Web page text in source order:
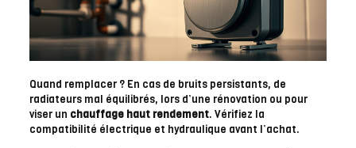
Quand remplacer ? En cas de bruits persistants, de
radiateurs mal équilibrés, lors d’une rénovation ou pour
viser un chauffage haut rendement. Vérifiez la
compatibilité électrique et hydraulique avant l’achat.